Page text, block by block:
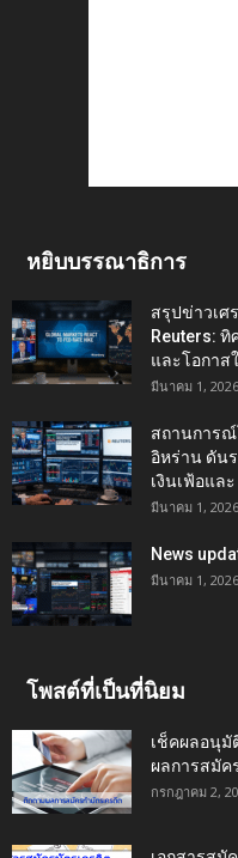
หยิบบรรณาธิการ
สรุปข่าวเศ
Reuters: ทิ
และโอกาส
มีนาคม 1, 2026
สถานการณ์
อิหร่าน ดัน
เงินเฟ้อและ
มีนาคม 1, 2026
News
มีนาคม 1, 2026
โพสต์ที่เป็นที่นิยม
เช็คผลอนุมั
ผลการสมัค
กรกฎาคม 2,